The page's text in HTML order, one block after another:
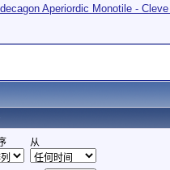
Aperiordic Monotile -
从